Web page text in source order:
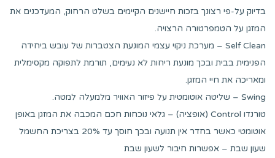
בדיוק על-פי רצונך בזכות חיישנים הקיימים בשלט הרחוק, המעדכנים את
המזגן על הטמפרטורה הרצויה.
Self Clean – מערכת ניקוי עצמי המונעת הצטברות של עובש ביחידה
הפנימית בבית ובכך מונעת ריחות לא נעימים, תורמת לתפוקה מקסימלית
ומאריכה את חיי המזגן.
Swing – שליטה אוטומטית על פיזור האוויר מלמעלה למטה.
טורנדו Control (אופציה) – גלאי נוכחות חכם המכבה את המזגן באופן
אוטומטי כאשר בחדר אין תנועה ובכך חוסך עד 20% בצריכת החשמל
שעון שבת – אפשרות חיבור לשעון שבת